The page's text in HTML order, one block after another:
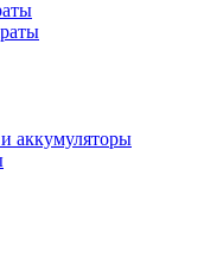
аккумуляторы